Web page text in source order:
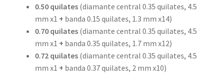
0.50 quilates (diamante central 0.35 quilates, 4.5
mm x1 + banda 0.15 quilates, 1.3 mm x14)
0.70 quilates (diamante central 0.35 quilates, 4.5
mm x1 + banda 0.35 quilates, 1.7 mm x12)
0.72 quilates (diamante central 0.35 quilates, 4.5
mm x1 + banda 0.37 quilates, 2 mm x10)